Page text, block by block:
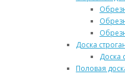
Доска
Доска
Половая